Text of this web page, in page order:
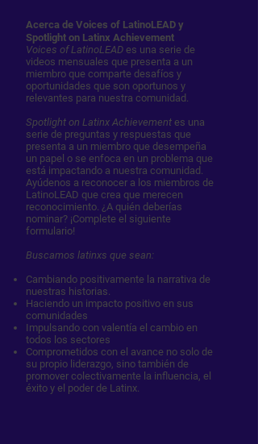
Acerca de Voices of LatinoLEAD y
Spotlight on Latinx Achievement
Voices of LatinoLEAD es una serie de
videos mensuales que presenta a un
miembro que comparte desafíos y
oportunidades que son oportunos y
relevantes para nuestra comunidad.
Spotlight on Latinx Achievement es una
serie de preguntas y respuestas que
presenta a un miembro que desempeña
un papel o se enfoca en un problema que
está impactando a nuestra comunidad.
Ayúdenos a reconocer a los miembros de
LatinoLEAD que crea que merecen
reconocimiento. ¿A quién deberías
nominar? ¡Complete el siguiente
formulario!
Buscamos latinxs que sean:
Cambiando positivamente la narrativa de
nuestras historias.
Haciendo un impacto positivo en sus
comunidades
Impulsando con valentía el cambio en
todos los sectores
Comprometidos con el avance no solo de
su propio liderazgo, sino también de
promover colectivamente la influencia, el
éxito y el poder de Latinx.